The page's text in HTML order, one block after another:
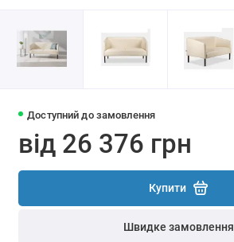
Доступний до замовлення
від 26 376 грн
Купити
Швидке замовлення